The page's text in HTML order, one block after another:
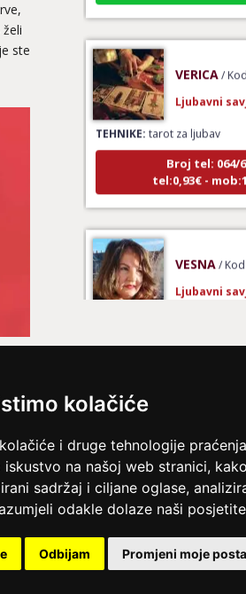
kolačiće
i druge tehnologije
iskustvo na našoj web stranici,
sadržaj i ciljane oglase,
odakle dolaze naši
Odbijam Promjeni moje
ste
TEHNIKE:tarot za ljubav
Broj tel: 064/
tel:0,93€ -
STOJA/ Kod
Ljubavni
TEHNIKE: tarot za ljubav
tel:0,93€ -